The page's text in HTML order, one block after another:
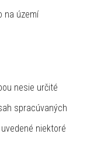
na území
nesie určité
spracúvaných
niektoré